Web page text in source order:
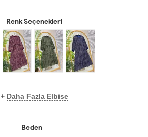
Renk Seçenekleri
+ Daha Fazla Elbise
Beden